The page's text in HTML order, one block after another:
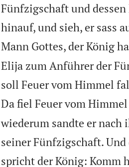
Fünfzigschaft und
hinauf, und sieh, er sass
Mann Gottes, der König
Elija zum Anführer der
soll Feuer vom Himmel
Da fiel Feuer vom
wiederum sandte er
seiner Fünfzigschaft.
spricht der König: Komm